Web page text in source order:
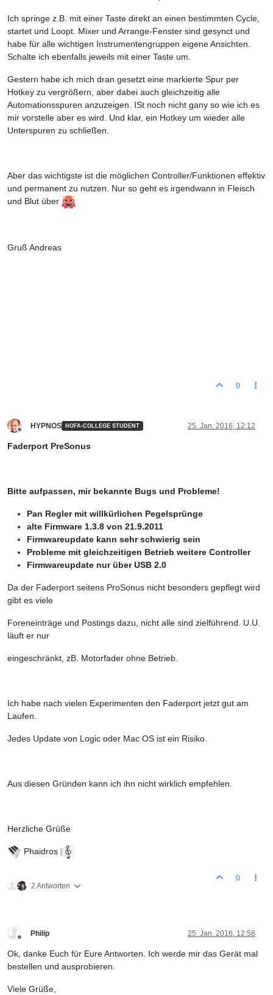
Ich springe z.B. mit einer Taste direkt an einen bestimmten Cycle,
startet und Loopt. Mixer und Arrange-Fenster sind gesynct und
habe für alle wichtigen Instrumentengruppen eigene Ansichten.
Schalte ich ebenfalls jeweils mit einer Taste um.
Gestern habe ich mich dran gesetzt eine markierte Spur per
Hotkey zu vergrößern, aber dabei auch gleichzeitig alle
Automationsspuren anzuzeigen. ISt noch nicht gany so wie ich es
mir vorstelle aber es wird. Und klar, ein Hotkey um wieder alle
Unterspuren zu schließen.
Aber das wichtigste ist die möglichen Controller/Funktionen effektiv
und permanent zu nutzen. Nur so geht es irgendwann in Fleisch
und Blut über
Gruß Andreas
0
Offline
HYPNOS HOFA-COLLEGE STUDENT 25. Jan. 2016, 12:12
Faderport PreSonus
Bitte aufpassen, mir bekannte Bugs und Probleme!
Pan Regler mit willkürlichen Pegelsprünge
alte Firmware 1.3.8 von 21.9.2011
Firmwareupdate kann sehr schwierig sein
Probleme mit gleichzeitigen Betrieb weitere Controller
Firmwareupdate nur über USB 2.0
Da der Faderport seitens ProSonus nicht besonders gepflegt wird
gibt es viele
Foreneinträge und Postings dazu, nicht alle sind zielführend. U.U.
läuft er nur
eingeschränkt, zB. Motorfader ohne Betrieb.
Ich habe nach vielen Experimenten den Faderport jetzt gut am
Laufen.
Jedes Update von Logic oder Mac OS ist ein Risiko.
Aus diesen Gründen kann ich ihn nicht wirklich empfehlen.
Herzliche Grüße
Phaidros
2 Antworten
0
Offline
Philip 25. Jan. 2016, 12:58
Ok, danke Euch für Eure Antworten. Ich werde mir das Gerät mal
bestellen und ausprobieren.
Viele Grüße,